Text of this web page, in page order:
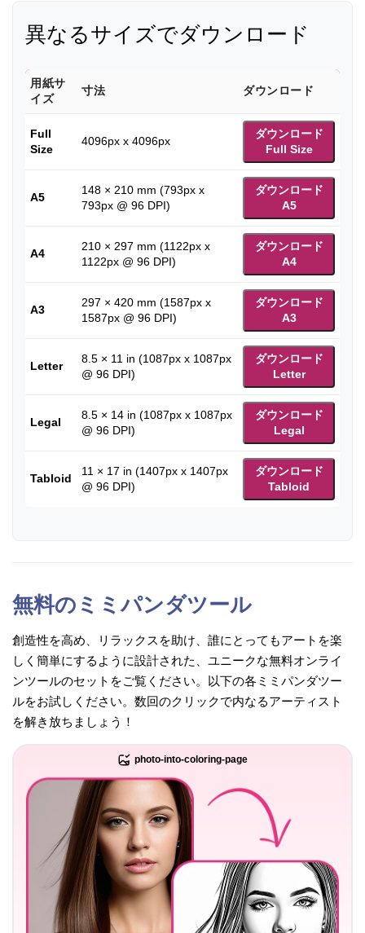
異なるサイズでダウンロード
用紙サ
イズ
寸法 ダウンロード
Full
Size
4096px x 4096px
ダウンロード
Full Size
A5
148 × 210 mm (793px x
793px @ 96 DPI)
ダウンロード
A5
A4
210 × 297 mm (1122px x
1122px @ 96 DPI)
ダウンロード
A4
A3
297 × 420 mm (1587px x
1587px @ 96 DPI)
ダウンロード
A3
Letter
8.5 × 11 in (1087px x 1087px
@ 96 DPI)
ダウンロード
Letter
Legal
8.5 × 14 in (1087px x 1087px
@ 96 DPI)
ダウンロード
Legal
Tabloid
11 × 17 in (1407px x 1407px
@ 96 DPI)
ダウンロード
Tabloid
無料のミミパンダツール
創造性を高め、リラックスを助け、誰にとってもアートを楽
しく簡単にするように設計された、ユニークな無料オンライ
ンツールのセットをご覧ください。以下の各ミミパンダツー
ルをお試しください。数回のクリックで内なるアーティスト
を解き放ちましょう！
photo-into-coloring-page